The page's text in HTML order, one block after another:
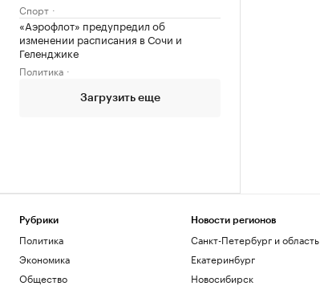
Спорт
«Аэрофлот» предупредил об
изменении расписания в Сочи и
Геленджике
Политика
Загрузить еще
Рубрики
Политика
Экономика
Общество
Новости регионов
Санкт-Петербург и область
Екатеринбург
Новосибирск